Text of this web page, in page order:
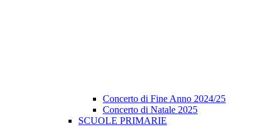
Concerto di Fine Anno 2024/25
Concerto di Natale 2025
SCUOLE PRIMARIE